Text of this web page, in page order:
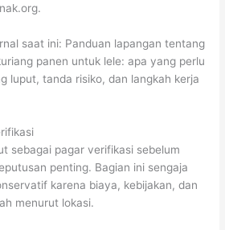
saat ini: Panduan lapangan tentang
panen untuk lele: apa yang perlu
luput, tanda risiko, dan langkah kerja
sebagai pagar verifikasi sebelum
penting. Bagian ini sengaja
karena biaya, kebijakan, dan
menurut lokasi.